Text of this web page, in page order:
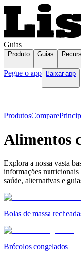
Guias
Produto Guias
Pegue o app Baixar app
ProdutosCompare
Alimentos
Explora a nossa vasta
informações nutricionais
saúde, alternativas e
Bolas de massa
Brócolos congelados